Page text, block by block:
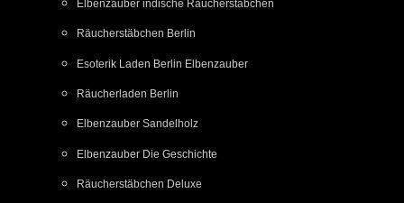
Elbenzauber indische Räucherstäbchen
Räucherstäbchen Berlin
Esoterik Laden Berlin Elbenzauber
Räucherladen Berlin
Elbenzauber Sandelholz
Elbenzauber Die Geschichte
Räucherstäbchen Deluxe